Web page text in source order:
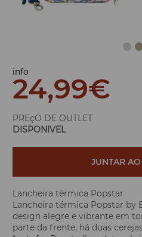
info
24,99€
PREçO DE OUTLET
DISPONIVEL
JUNTAR
Lancheira térmica Popstar
Lancheira térmica Popstar by
design alegre e vibrante em
parte da frente, há duas